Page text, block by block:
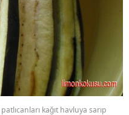
kağıt havluya sarıp